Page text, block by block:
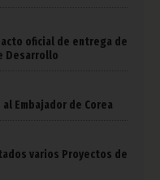
oficial de entrega de
Desarrollo
Embajador de Corea
varios Proyectos de